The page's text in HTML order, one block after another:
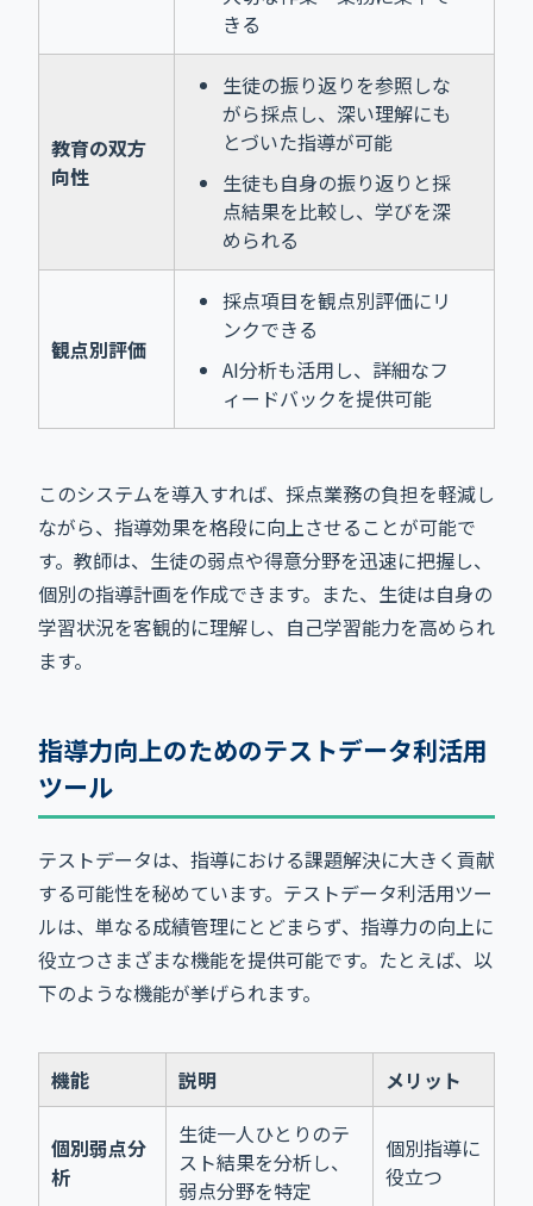
きる
教育の双方
向性
生徒の振り返りを参照しな
がら採点し、深い理解にも
とづいた指導が可能
生徒も自身の振り返りと採
点結果を比較し、学びを深
められる
観点別評価
採点項目を観点別評価にリ
ンクできる
AI分析も活用し、詳細なフ
ィードバックを提供可能
このシステムを導入すれば、採点業務の負担を軽減し
ながら、指導効果を格段に向上させることが可能で
す。教師は、生徒の弱点や得意分野を迅速に把握し、
個別の指導計画を作成できます。また、生徒は自身の
学習状況を客観的に理解し、自己学習能力を高められ
ます。
指導力向上のためのテストデータ利活用
ツール
テストデータは、指導における課題解決に大きく貢献
する可能性を秘めています。テストデータ利活用ツー
ルは、単なる成績管理にとどまらず、指導力の向上に
役立つさまざまな機能を提供可能です。たとえば、以
下のような機能が挙げられます。
機能 説明 メリット
個別弱点分
析
生徒一人ひとりのテ
スト結果を分析し、
弱点分野を特定
個別指導に
役立つ